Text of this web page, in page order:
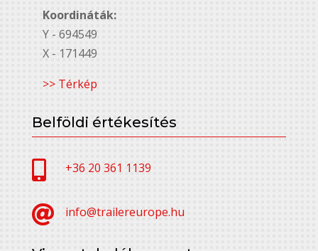
Koordináták:
Y - 694549
X - 171449
>> Térkép
Belföldi értékesítés
 +36 20 361 1139
 info@trailereurope.hu